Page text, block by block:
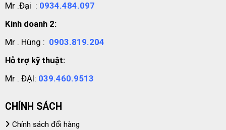
Mr .Đại : 0934.484.097
Kinh doanh 2:
Mr . Hùng : 0903.819.204
Hỗ trợ kỹ thuật:
Mr . ĐẠI: 039.460.9513
CHÍNH SÁCH
Chính sách đổi hàng